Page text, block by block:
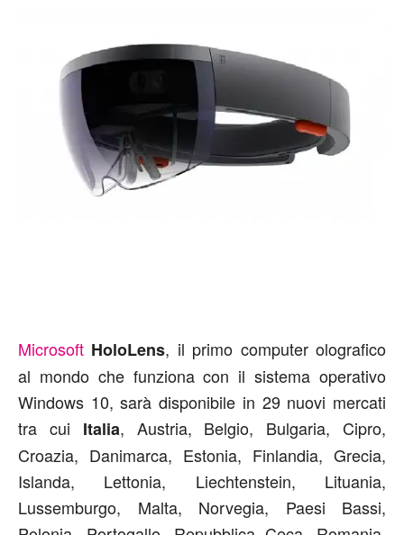
Microsoft HoloLens, il primo computer olografico
al mondo che funziona con il sistema operativo
Windows 10, sarà disponibile in 29 nuovi mercati
tra cui Italia, Austria, Belgio, Bulgaria, Cipro,
Croazia, Danimarca, Estonia, Finlandia, Grecia,
Islanda, Lettonia, Liechtenstein, Lituania,
Lussemburgo, Malta, Norvegia, Paesi Bassi,